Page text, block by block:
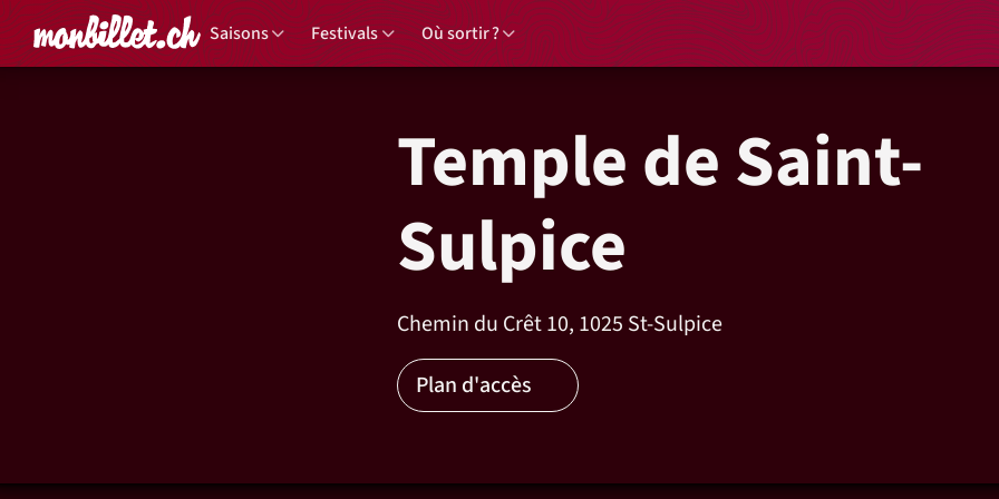
Accueil Saisons Festivals Où sortir ?
Temple de Saint-
Sulpice
Chemin du Crêt 10, 1025 St-Sulpice
Plan d'accès